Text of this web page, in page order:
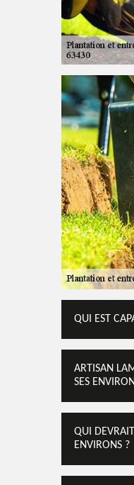
QUI EST
ARTISAN
SES
QUI
ENVIRONS ?